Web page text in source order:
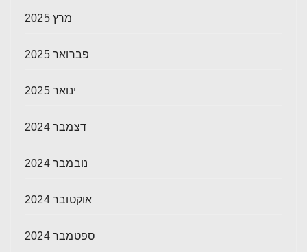
מרץ 2025
פברואר 2025
ינואר 2025
דצמבר 2024
נובמבר 2024
אוקטובר 2024
ספטמבר 2024